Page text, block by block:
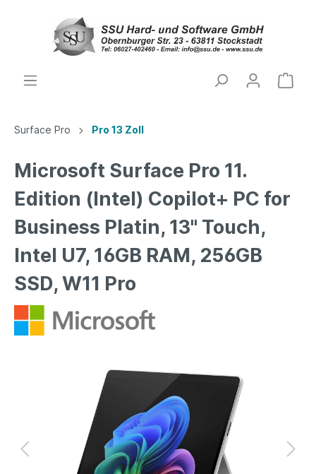
Surface Pro Pro 13 Zoll
Microsoft Surface Pro 11.
Edition (Intel) Copilot+ PC for
Business Platin, 13" Touch,
Intel U7, 16GB RAM, 256GB
SSD, W11 Pro